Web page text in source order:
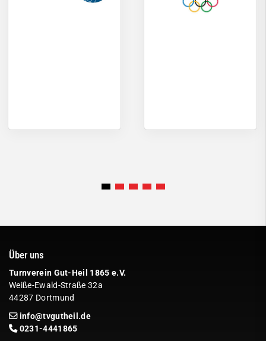
Über uns
Turnverein Gut-Heil 1865 e.V.
Weiße-Ewald-Straße 32a
44287 Dortmund
info@tvgutheil.de
0231-4441865